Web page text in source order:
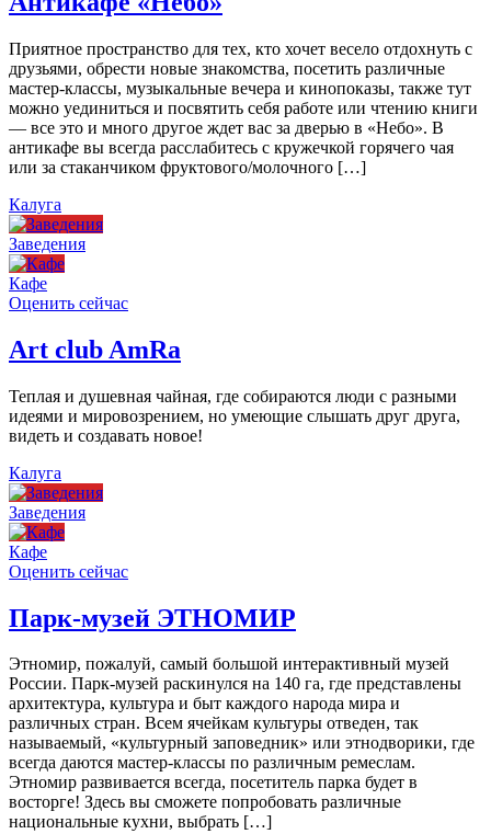
Приятное пространство для тех, кто хочет весело отдохнуть с
друзьями, обрести новые знакомства, посетить различные
мастер-классы, музыкальные вечера и кинопоказы, также тут
можно уединиться и посвятить себя работе или чтению книги
— все это и много другое ждет вас за дверью в «Небо». В
антикафе вы всегда расслабитесь с кружечкой горячего чая
или за стаканчиком фруктового/молочного […]
Калуга
Заведения
Кафе
Оценить сейчас
Art сlub AmRa
Теплая и душевная чайная, где собираются люди с разными
идеями и мировозрением, но умеющие слышать друг друга,
видеть и создавать новое!
Калуга
Заведения
Кафе
Оценить сейчас
Парк-музей ЭТНОМИР
Этномир, пожалуй, самый большой интерактивный музей
России. Парк-музей раскинулся на 140 га, где представлены
архитектура, культура и быт каждого народа мира и
различных стран. Всем ячейкам культуры отведен, так
называемый, «культурный заповедник» или этнодворики, где
всегда даются мастер-классы по различным ремеслам.
Этномир развивается всегда, посетитель парка будет в
восторге! Здесь вы сможете попробовать различные
национальные кухни, выбрать […]